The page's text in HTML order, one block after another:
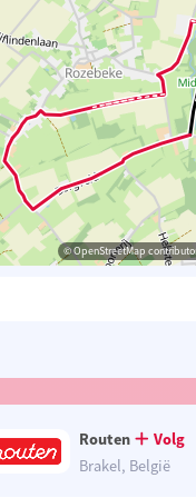
© OpenStreetMap contributors,
© OpenStreetMap
Routen
Volg
Brakel, België